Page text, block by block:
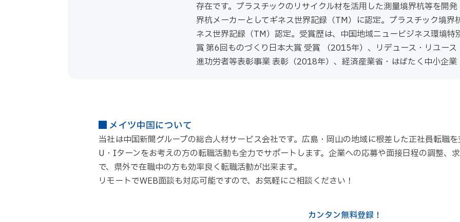
存在です。プラスチックのリサイクル材を活用した測量境界杭等を開
界杭メーカーとしてギネス世界記録（TM）に認定。プラスチック境
ネス世界記録（TM）認定。受賞歴は、中国地域ニュービジネス環境
賞 第6回ものづくり日本大賞 受賞 （2015年）、リデュース・リユー
進功労者等表彰事業 表彰（2018年）、経済産業省・はばたく中小企
メイツ中国について
当社は中国新聞グループの総合人材サービス会社です。広島・岡山の地域に根差した正社員転職
U・Iターンをお考えの方の転職活動も全力でサポートします。企業への応募や面接日程の調整、
で、県外で在職中の方も効率良く転職活動が出来ます。
リモートでWEB面談も対応可能ですので、お気軽にご相談ください！
カンタン無料登録！